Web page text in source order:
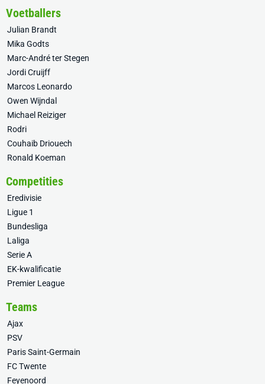
Voetballers
Julian Brandt
Mika Godts
Marc-André ter Stegen
Jordi Cruijff
Marcos Leonardo
Owen Wijndal
Michael Reiziger
Rodri
Couhaib Driouech
Ronald Koeman
Competities
Eredivisie
Ligue 1
Bundesliga
Laliga
Serie A
EK-kwalificatie
Premier League
Teams
Ajax
PSV
Paris Saint-Germain
FC Twente
Feyenoord